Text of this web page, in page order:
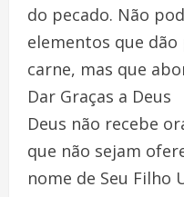
do pecado. Não
elementos que
carne, mas que
Dar Graças a Deus
Deus não recebe
que não sejam
nome de Seu Filho